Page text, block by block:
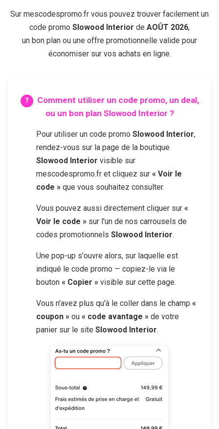
Sur mescodespromo.fr vous pouvez trouver facilement un
code promo Slowood Interior de AOÛT 2026,
un bon plan ou une offre promotionnelle valide pour
économiser sur vos achats en ligne.
Comment utiliser un code promo, un deal,
ou un bon plan Slowood Interior ?
Pour utiliser un code promo Slowood Interior,
rendez-vous sur la page de la boutique
Slowood Interior visible sur
mescodespromo.fr et cliquez sur « Voir le
code » que vous souhaitez consulter.
Vous pouvez aussi directement cliquer sur «
Voir le code » sur l'un de nos carrousels de
codes promotionnels Slowood Interior.
Une pop-up s'ouvre alors, sur laquelle est
indiqué le code promo — copiez-le via le
bouton « Copier » visible sur cette page.
Vous n'avez plus qu'à le coller dans le champ «
coupon » ou « code avantage » de votre
panier sur le site Slowood Interior.